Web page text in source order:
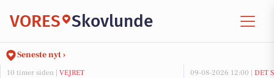
VORES Skovlunde
Seneste nyt ›
10 timer siden | VEJRET 09-08-2026 12:00 | DET